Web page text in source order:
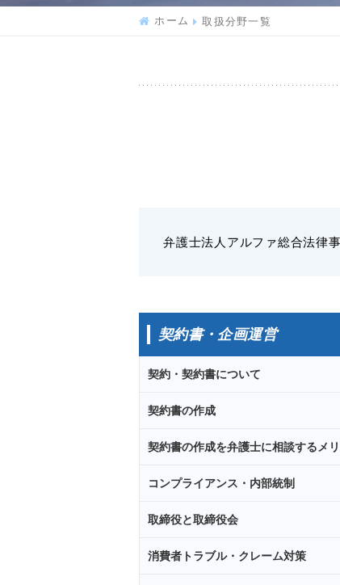
ホーム 取扱分野一覧
弁護士法人アルファ総合法律
契約書・企画運営
契約・契約書について
契約書の作成
契約書の作成を弁護士に相談するメ
コンプライアンス・内部統制
取締役と取締役会
消費者トラブル・クレーム対策